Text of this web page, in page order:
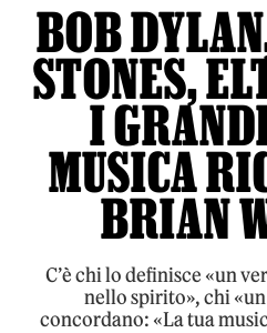
BOB
STONES,
I
MUSICA
BRIAN
C’è chi lo definisce «un
nello spirito», chi
concordano: «La tua